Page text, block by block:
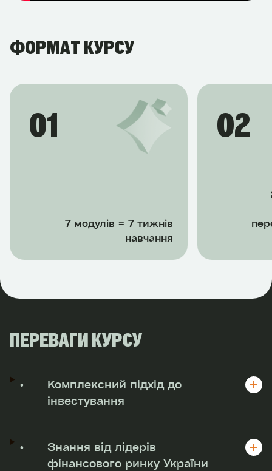
Як уникнути найтиповіших помилок під час
Що таке фінансові інструменти, як ними
Як знайти надійні джерела інформації для
подальшого розвитку як інвестора
ФОРМАТ КУРСУ
01
7 модулів = 7 тижнів
навчання
02
ПЕРЕВАГИ КУРСУ
•
Комплексний підхід до
інвестування
•
Знання від лідерів
фінансового ринку України